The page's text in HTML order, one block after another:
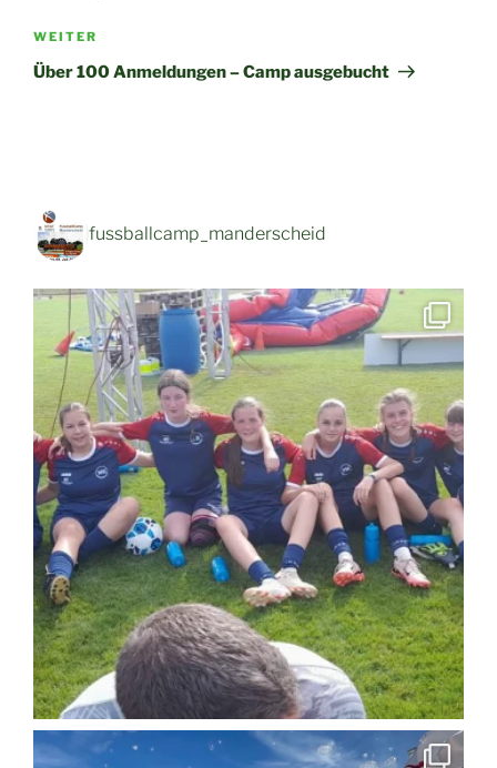
Nächster
Beitrag
WEITER
Über 100 Anmeldungen – Camp ausgebucht
fussballcamp_manderscheid